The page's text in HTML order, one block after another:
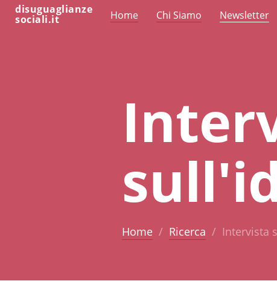
disuguaglianze
sociali.it Home Chi Siamo Newsletter
Home Ricerca Intervista